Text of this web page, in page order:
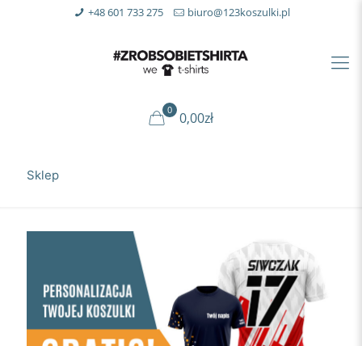
+48 601 733 275 biuro@123koszulki.pl
0 0,00zł
Sklep